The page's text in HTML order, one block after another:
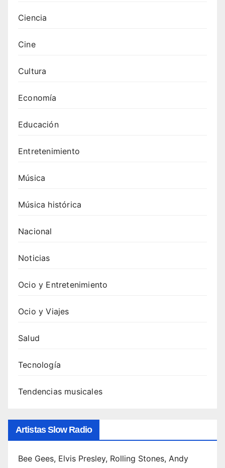
Ciencia
Cine
Cultura
Economía
Educación
Entretenimiento
Música
Música histórica
Nacional
Noticias
Ocio y Entretenimiento
Ocio y Viajes
Salud
Tecnología
Tendencias musicales
Artistas Slow Radio
Bee Gees, Elvis Presley, Rolling Stones, Andy